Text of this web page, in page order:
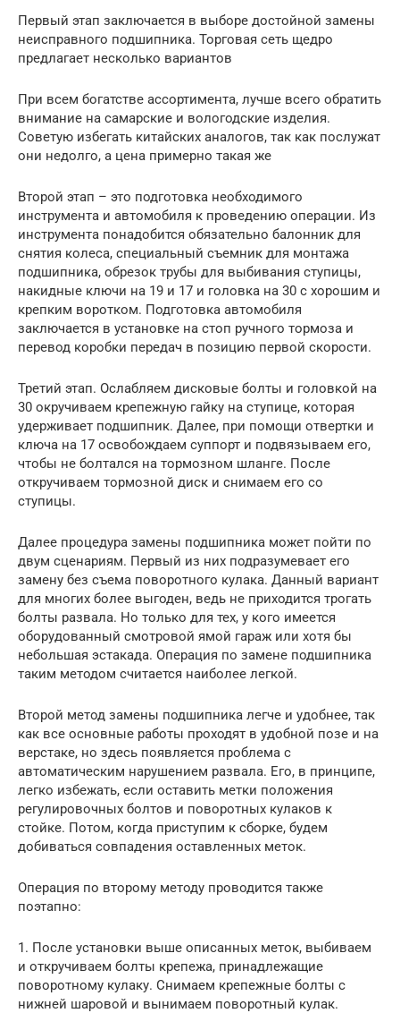
Первый этап заключается в выборе достойной замены
неисправного подшипника. Торговая сеть щедро
предлагает несколько вариантов
При всем богатстве ассортимента, лучше всего обратить
внимание на самарские и вологодские изделия.
Советую избегать китайских аналогов, так как послужат
они недолго, а цена примерно такая же
Второй этап – это подготовка необходимого
инструмента и автомобиля к проведению операции. Из
инструмента понадобится обязательно балонник для
снятия колеса, специальный съемник для монтажа
подшипника, обрезок трубы для выбивания ступицы,
накидные ключи на 19 и 17 и головка на 30 с хорошим и
крепким воротком. Подготовка автомобиля
заключается в установке на стоп ручного тормоза и
перевод коробки передач в позицию первой скорости.
Третий этап. Ослабляем дисковые болты и головкой на
30 окручиваем крепежную гайку на ступице, которая
удерживает подшипник. Далее, при помощи отвертки и
ключа на 17 освобождаем суппорт и подвязываем его,
чтобы не болтался на тормозном шланге. После
откручиваем тормозной диск и снимаем его со
ступицы.
Далее процедура замены подшипника может пойти по
двум сценариям. Первый из них подразумевает его
замену без съема поворотного кулака. Данный вариант
для многих более выгоден, ведь не приходится трогать
болты развала. Но только для тех, у кого имеется
оборудованный смотровой ямой гараж или хотя бы
небольшая эстакада. Операция по замене подшипника
таким методом считается наиболее легкой.
Второй метод замены подшипника легче и удобнее, так
как все основные работы проходят в удобной позе и на
верстаке, но здесь появляется проблема с
автоматическим нарушением развала. Его, в принципе,
легко избежать, если оставить метки положения
регулировочных болтов и поворотных кулаков к
стойке. Потом, когда приступим к сборке, будем
добиваться совпадения оставленных меток.
Операция по второму методу проводится также
поэтапно:
1. После установки выше описанных меток, выбиваем
и откручиваем болты крепежа, принадлежащие
поворотному кулаку. Снимаем крепежные болты с
нижней шаровой и вынимаем поворотный кулак.